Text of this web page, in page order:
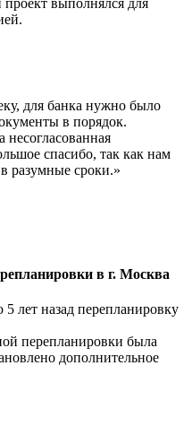
выполнялся для
для банка нужно было
в порядок.
спасибо, так как нам
разумные сроки.»
в г. Москва
лет назад перепланировку
перепланировки была
дополнительное